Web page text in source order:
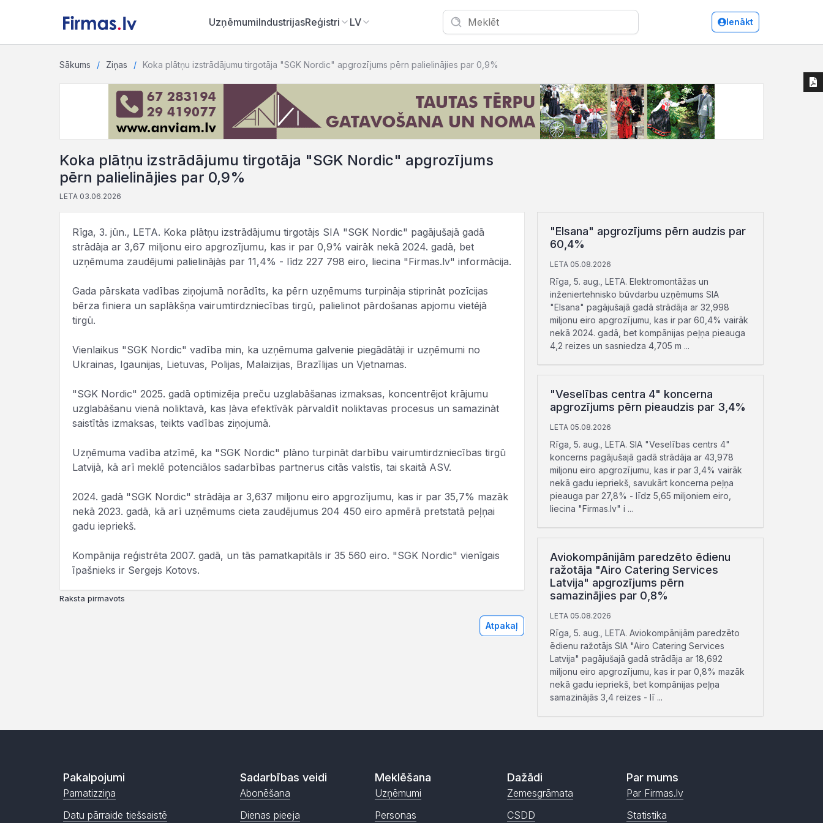
UzņēmumiIndustrijasReģistri LV Ienākt
Sākums Ziņas Koka plātņu izstrādājumu tirgotāja "SGK Nordic" apgrozījums pērn palielinājies par 0,9%
Koka plātņu izstrādājumu tirgotāja "SGK Nordic" apgrozījums
pērn palielinājies par 0,9%
LETA 03.06.2026
Rīga, 3. jūn., LETA. Koka plātņu izstrādājumu tirgotājs SIA "SGK Nordic" pagājušajā gadā
strādāja ar 3,67 miljonu eiro apgrozījumu, kas ir par 0,9% vairāk nekā 2024. gadā, bet
uzņēmuma zaudējumi palielinājās par 11,4% - līdz 227 798 eiro, liecina "Firmas.lv" informācija.
Gada pārskata vadības ziņojumā norādīts, ka pērn uzņēmums turpināja stiprināt pozīcijas
bērza finiera un saplākšņa vairumtirdzniecības tirgū, palielinot pārdošanas apjomu vietējā
tirgū.
Vienlaikus "SGK Nordic" vadība min, ka uzņēmuma galvenie piegādātāji ir uzņēmumi no
Ukrainas, Igaunijas, Lietuvas, Polijas, Malaizijas, Brazīlijas un Vjetnamas.
"SGK Nordic" 2025. gadā optimizēja preču uzglabāšanas izmaksas, koncentrējot krājumu
uzglabāšanu vienā noliktavā, kas ļāva efektīvāk pārvaldīt noliktavas procesus un samazināt
saistītās izmaksas, teikts vadības ziņojumā.
Uzņēmuma vadība atzīmē, ka "SGK Nordic" plāno turpināt darbību vairumtirdzniecības tirgū
Latvijā, kā arī meklē potenciālos sadarbības partnerus citās valstīs, tai skaitā ASV.
2024. gadā "SGK Nordic" strādāja ar 3,637 miljonu eiro apgrozījumu, kas ir par 35,7% mazāk
nekā 2023. gadā, kā arī uzņēmums cieta zaudējumus 204 450 eiro apmērā pretstatā peļņai
gadu iepriekš.
Kompānija reģistrēta 2007. gadā, un tās pamatkapitāls ir 35 560 eiro. "SGK Nordic" vienīgais
īpašnieks ir Sergejs Kotovs.
Raksta pirmavots
Atpakaļ
"Elsana" apgrozījums pērn audzis par
60,4%
LETA 05.08.2026
Rīga, 5. aug., LETA. Elektromontāžas un
inženiertehnisko būvdarbu uzņēmums SIA
"Elsana" pagājušajā gadā strādāja ar 32,998
miljonu eiro apgrozījumu, kas ir par 60,4% vairāk
nekā 2024. gadā, bet kompānijas peļņa pieauga
4,2 reizes un sasniedza 4,705 m ...
"Veselības centra 4" koncerna
apgrozījums pērn pieaudzis par 3,4%
LETA 05.08.2026
Rīga, 5. aug., LETA. SIA "Veselības centrs 4"
koncerns pagājušajā gadā strādāja ar 43,978
miljonu eiro apgrozījumu, kas ir par 3,4% vairāk
nekā gadu iepriekš, savukārt koncerna peļņa
pieauga par 27,8% - līdz 5,65 miljoniem eiro,
liecina "Firmas.lv" i ...
Aviokompānijām paredzēto ēdienu
ražotāja "Airo Catering Services
Latvija" apgrozījums pērn
samazinājies par 0,8%
LETA 05.08.2026
Rīga, 5. aug., LETA. Aviokompānijām paredzēto
ēdienu ražotājs SIA "Airo Catering Services
Latvija" pagājušajā gadā strādāja ar 18,692
miljonu eiro apgrozījumu, kas ir par 0,8% mazāk
nekā gadu iepriekš, bet kompānijas peļņa
samazinājās 3,4 reizes - lī ...
Pakalpojumi
Pamatizziņa
Datu pārraide tiešsaistē
Sadarbības veidi
Abonēšana
Dienas pieeja
Meklēšana
Uzņēmumi
Personas
Dažādi
Zemesgrāmata
CSDD
Par mums
Par Firmas.lv
Statistika